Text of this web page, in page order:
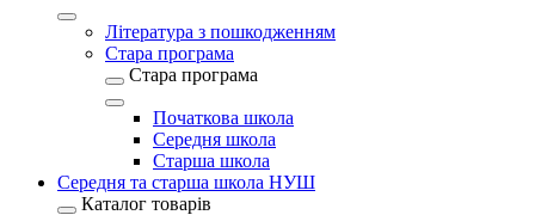
Література з пошкодженням
Стара програма
Стара програма
Початкова школа
Середня школа
Старша школа
Середня та старша школа НУШ
Каталог товарів